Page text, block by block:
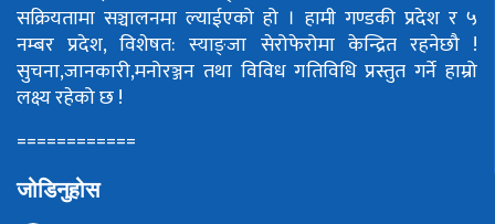
सक्रियतामा सञ्चालनमा ल्याईएको हो । हामी गण्डकी प्रदेश र ५
नम्बर प्रदेश, विशेषत: स्याङ्जा सेरोफेरोमा केन्द्रित रहनेछौ !
सुचना,जानकारी,मनोरञ्जन तथा विविध गतिविधि प्रस्तुत गर्ने हाम्रो
लक्ष्य रहेको छ !
============
जोडिनुहोस